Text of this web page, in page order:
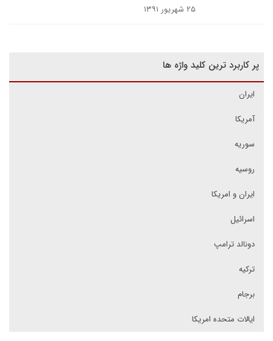
۲۵ شهریور ۱۳۹۱
پر کاربرد ترین کلید واژه ها
ایران
آمریکا
سوریه
روسیه
ایران و امریکا
اسرائیل
دونالد ترامپ
ترکیه
برجام
ایالات متحده امریکا